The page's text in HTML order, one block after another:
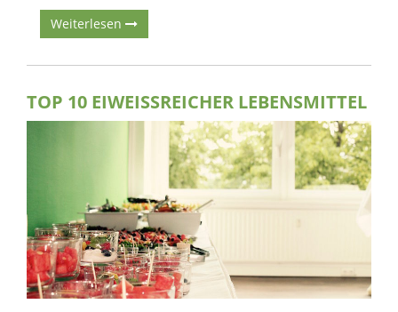
Weiterlesen
TOP 10 EIWEISSREICHER LEBENSMITTEL